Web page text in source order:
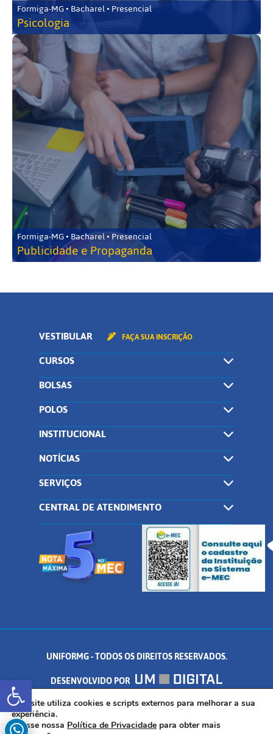
Abrir a barra de ferramentas
Formiga-MG • Bacharel • Presencial
Psicologia
Formiga-MG • Bacharel • Presencial
Publicidade e Propaganda
VESTIBULAR FAÇA SUA INSCRIÇÃO
CURSOS
BOLSAS
POLOS
INSTITUCIONAL
NOTÍCIAS
SERVIÇOS
CENTRAL DE ATENDIMENTO
UNIFORMG - TODOS OS DIREITOS RESERVADOS.
DESENVOLVIDO POR
AV. DR. ARNALDO DE SENNA, 328 - PALMEIRAS, FORMIGA/MG - CEP:
35.574.530
Este site utiliza cookies e scripts externos para melhorar a sua
experiência.
Acesse nossa Política de Privacidade para obter mais